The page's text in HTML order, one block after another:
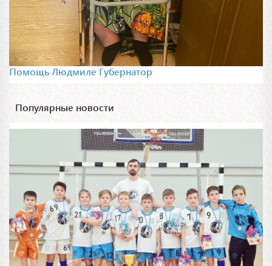
Помощь Людмиле Губернатор
Популярные новости